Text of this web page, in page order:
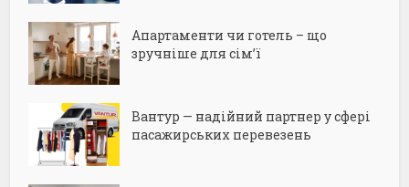
Апартаменти чи готель – що
зручніше для сім’ї
Вантур — надійний партнер у сфері
пасажирських перевезень